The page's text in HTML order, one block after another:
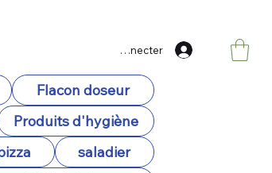
Flacon doseur
Produits d'hygiène
saladier
Se connecter